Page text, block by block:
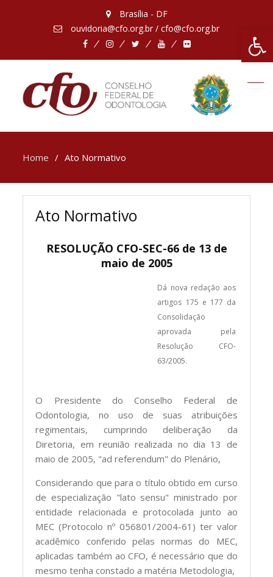
Brasília - DF
ouvidoria@cfo.org.br / cfo@cfo.org.br
FacebookInstagramTwitterYoutubeFlickr
Home Ato Normativo
Ato Normativo
RESOLUÇÃO CFO-SEC-66 de 13 de
maio de 2005
Dá nova redação aos
artigos 175 e 177 da
Consolidação
aprovada pela
Resolução CFO-
63/2005.
O Presidente do Conselho Federal de
Odontologia, no uso de suas atribuições
regimentais, cumprindo deliberação da
Diretoria, em reunião realizada no dia 13 de
maio de 2005, "ad referendum" do Plenário,
Considerando que para o título obtido em curso
de especialização "lato sensu" ministrado por
entidade relacionada e protocolada junto ao
MEC (Protocolo nº 056801/2004-61) ter valor
acadêmico conferido pelas normas do MEC,
aplicadas também ao CFO, é necessário que do
mesmo tenha constado a matéria Metodologia,